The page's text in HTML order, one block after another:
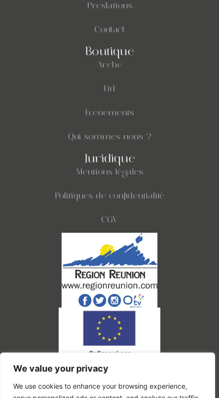
We value your privacy
We use cookies to enhance your browsing experience,
Prestations
Contact
Boutique
Arche
Eid
Evenements
Qui sommes nous ?
Juridique
Mentions légales
Politiques de confidentialité
CGV
Ce site a été financé par l'Union Européenne dans le cadre du programme FEDER-
La Réunion.